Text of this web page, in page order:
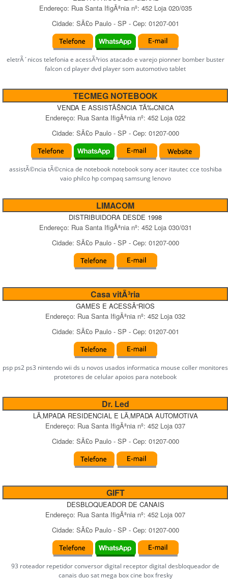
Endereço: Rua Santa IfigÃªnianº: 452 Loja 020/035
Cidade: SÃ£o Paulo- SP - Cep: 01207-001
eletrÃ´nicos telefonia e acessÃ³rios atacado e varejo pionner bomber buster
falcon cd player dvd player som automotivo tablet
TECMEG NOTEBOOK
VENDA E ASSISTÃŠNCIA TÃ‰CNICA
Endereço: Rua Santa IfigÃªnia nº: 452 Loja 022
Cidade: SÃ£o Paulo- SP - Cep: 01207-000
assistÃ©ncia tÃ©cnica de notebook notebook sony acer itautec cce toshiba
vaio philco hp compaq samsung lenovo
LIMACOM
DISTRIBUIDORA DESDE 1998
Endereço: Rua Santa IfigÃªnianº: 452 Loja 030/031
Cidade: SÃ£o Paulo- SP - Cep: 01207-000
Casa vitÃ³ria
GAMES E ACESSÃ“RIOS
Endereço: Rua Santa IfigÃªnia nº: 452 Loja 032
Cidade: SÃ£o Paulo- SP - Cep: 01207-001
psp ps2 ps3 nintendo wii ds u novos usados informatica mouse coller monitores
protetores de celular apoios para notebook
Dr. Led
LÃ‚MPADA RESIDENCIAL E LÃ‚MPADA AUTOMOTIVA
Endereço: Rua Santa IfigÃªnia nº: 452 Loja 037
Cidade: SÃ£o Paulo- SP - Cep: 01207-000
GIFT
DESBLOQUEADOR DE CANAIS
Endereço: Rua Santa IfigÃªnia nº: 452 Loja 007
Cidade: SÃ£o Paulo- SP - Cep: 01207-000
93 roteador repetidor conversor digital receptor digital desbloqueador de
canais duo sat mega box cine box fresky